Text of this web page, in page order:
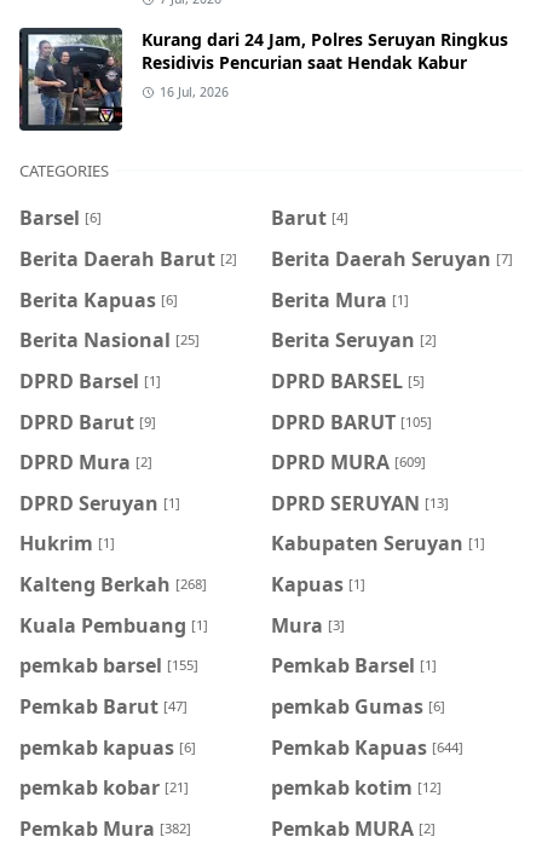
Kurang dari 24 Jam, Polres Seruyan Ringkus
Residivis Pencurian saat Hendak Kabur
16 Jul, 2026
CATEGORIES
Barsel [6] Barut [4]
Berita Daerah Barut [2] Berita Daerah Seruyan [7]
Berita Kapuas [6] Berita Mura [1]
Berita Nasional [25] Berita Seruyan [2]
DPRD Barsel [1] DPRD BARSEL [5]
DPRD Barut [9] DPRD BARUT [105]
DPRD Mura [2] DPRD MURA [609]
DPRD Seruyan [1] DPRD SERUYAN [13]
Hukrim [1] Kabupaten Seruyan [1]
Kalteng Berkah [268] Kapuas [1]
Kuala Pembuang [1] Mura [3]
pemkab barsel [155] Pemkab Barsel [1]
Pemkab Barut [47] pemkab Gumas [6]
pemkab kapuas [6] Pemkab Kapuas [644]
pemkab kobar [21] pemkab kotim [12]
Pemkab Mura [382] Pemkab MURA [2]